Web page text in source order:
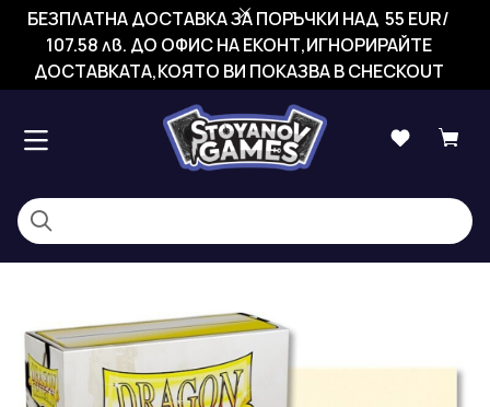
БЕЗПЛАТНА ДОСТАВКА ЗА ПОРЪЧКИ НАД 55 EUR/
107.58 лв. ДО ОФИС НА ЕКОНТ,ИГНОРИРАЙТЕ
ДОСТАВКАТА,КОЯТО ВИ ПОКАЗВА В CHECKOUT